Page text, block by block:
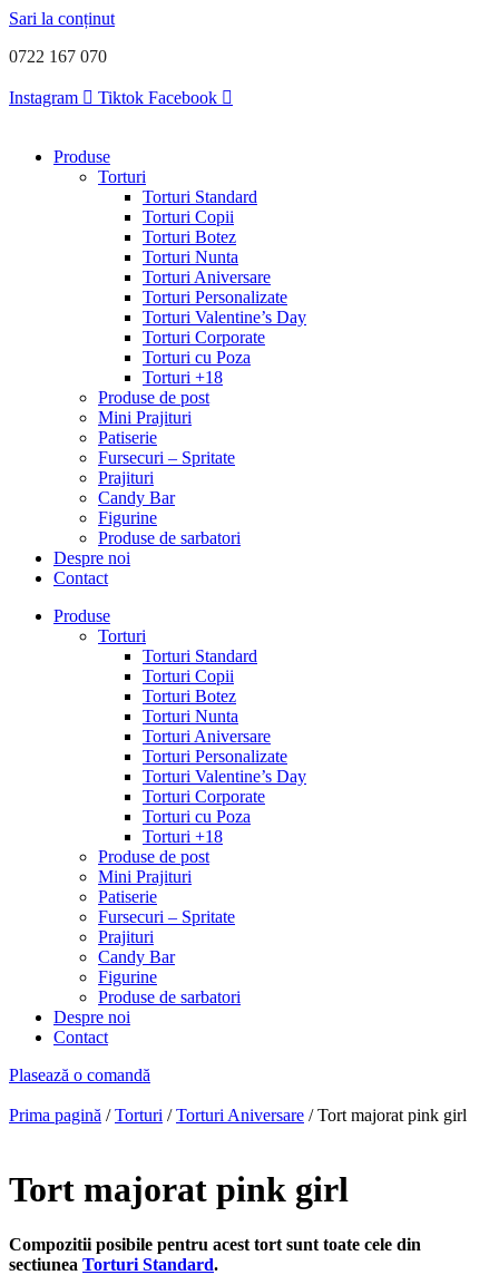
Sari la conținut
0722 167 070
Instagram Tiktok Facebook
Produse
Torturi
Torturi Standard
Torturi Copii
Torturi Botez
Torturi Nunta
Torturi Aniversare
Torturi Personalizate
Torturi Valentine’s Day
Torturi Corporate
Torturi cu Poza
Torturi +18
Produse de post
Mini Prajituri
Patiserie
Fursecuri – Spritate
Prajituri
Candy Bar
Figurine
Produse de sarbatori
Despre noi
Contact
Produse
Torturi
Torturi Standard
Torturi Copii
Torturi Botez
Torturi Nunta
Torturi Aniversare
Torturi Personalizate
Torturi Valentine’s Day
Torturi Corporate
Torturi cu Poza
Torturi +18
Produse de post
Mini Prajituri
Patiserie
Fursecuri – Spritate
Prajituri
Candy Bar
Figurine
Produse de sarbatori
Despre noi
Contact
Plasează o comandă
Prima pagină /Torturi /Torturi Aniversare / Tort majorat pink girl
Tort majorat pink girl
Compozitii posibile pentru acest tort sunt toate cele din
sectiunea Torturi Standard.